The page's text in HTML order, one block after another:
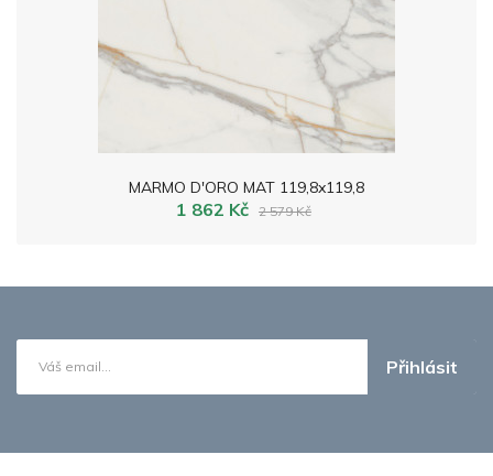
MARMO D'ORO MAT 119,8x119,8
1 862 Kč 2 579 Kč
Přihlásit